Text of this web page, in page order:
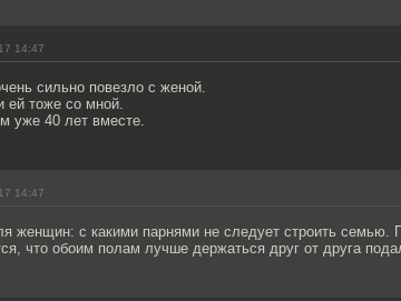
14:47
сильно повезло с женой.
ей тоже со мной.
уже 40 лет вместе.
14:47
женщин: с какими парнями не следует строить семью.
что обоим полам лучше держаться друг от друга